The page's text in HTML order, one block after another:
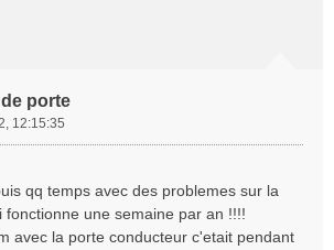
porte
12:15:35
qq temps avec des problemes sur la
fonctionne une semaine par an !!!!
avec la porte conducteur c'etait pendant